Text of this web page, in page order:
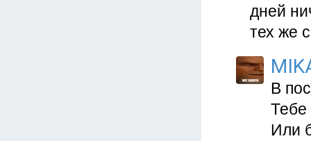
дней
тех же
В
Тебе
Или